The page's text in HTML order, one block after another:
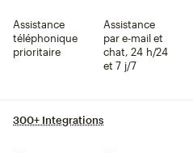
Assistance
téléphonique
prioritaire
Assistance
par e-mail et
chat, 24 h/24
et 7 j/7
300+ Integrations